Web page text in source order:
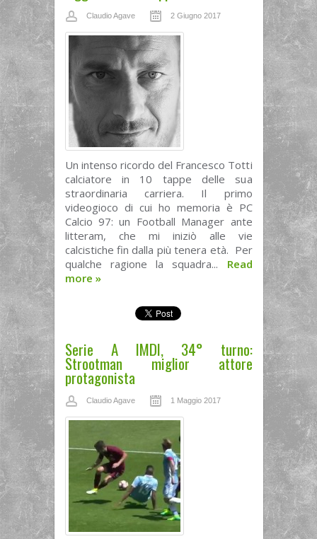
Claudio Agave 2 Giugno 2017
Un intenso ricordo del Francesco Totti
calciatore in 10 tappe delle sua
straordinaria carriera. Il primo
videogioco di cui ho memoria è PC
Calcio 97: un Football Manager ante
litteram, che mi iniziò alle vie
calcistiche fin dalla più tenera età. Per
qualche ragione la squadra... Read
more »
Serie A IMDI, 34° turno:
Strootman miglior attore
protagonista
Claudio Agave 1 Maggio 2017